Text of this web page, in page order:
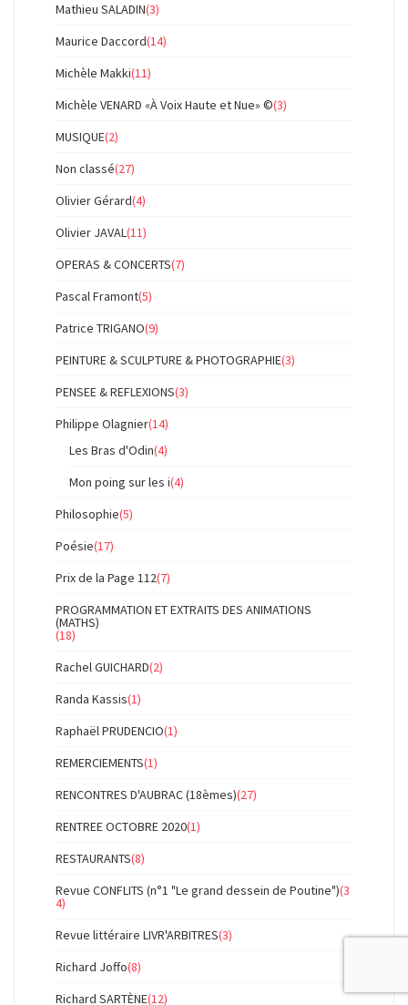
Mathieu SALADIN(3)
Maurice Daccord(14)
Michèle Makki(11)
Michèle VENARD «À Voix Haute et Nue» ©(3)
MUSIQUE(2)
Non classé(27)
Olivier Gérard(4)
Olivier JAVAL(11)
OPERAS & CONCERTS(7)
Pascal Framont(5)
Patrice TRIGANO(9)
PEINTURE & SCULPTURE & PHOTOGRAPHIE(3)
PENSEE & REFLEXIONS(3)
Philippe Olagnier(14)
Les Bras d'Odin(4)
Mon poing sur les i(4)
Philosophie(5)
Poésie(17)
Prix de la Page 112(7)
PROGRAMMATION ET EXTRAITS DES ANIMATIONS
(MATHS)
(18)
Rachel GUICHARD(2)
Randa Kassis(1)
Raphaël PRUDENCIO(1)
REMERCIEMENTS(1)
RENCONTRES D'AUBRAC (18èmes)(27)
RENTREE OCTOBRE 2020(1)
RESTAURANTS(8)
Revue CONFLITS (n°1 "Le grand dessein de Poutine")(3
4)
Revue littéraire LIVR'ARBITRES(3)
Richard Joffo(8)
Richard SARTÈNE(12)